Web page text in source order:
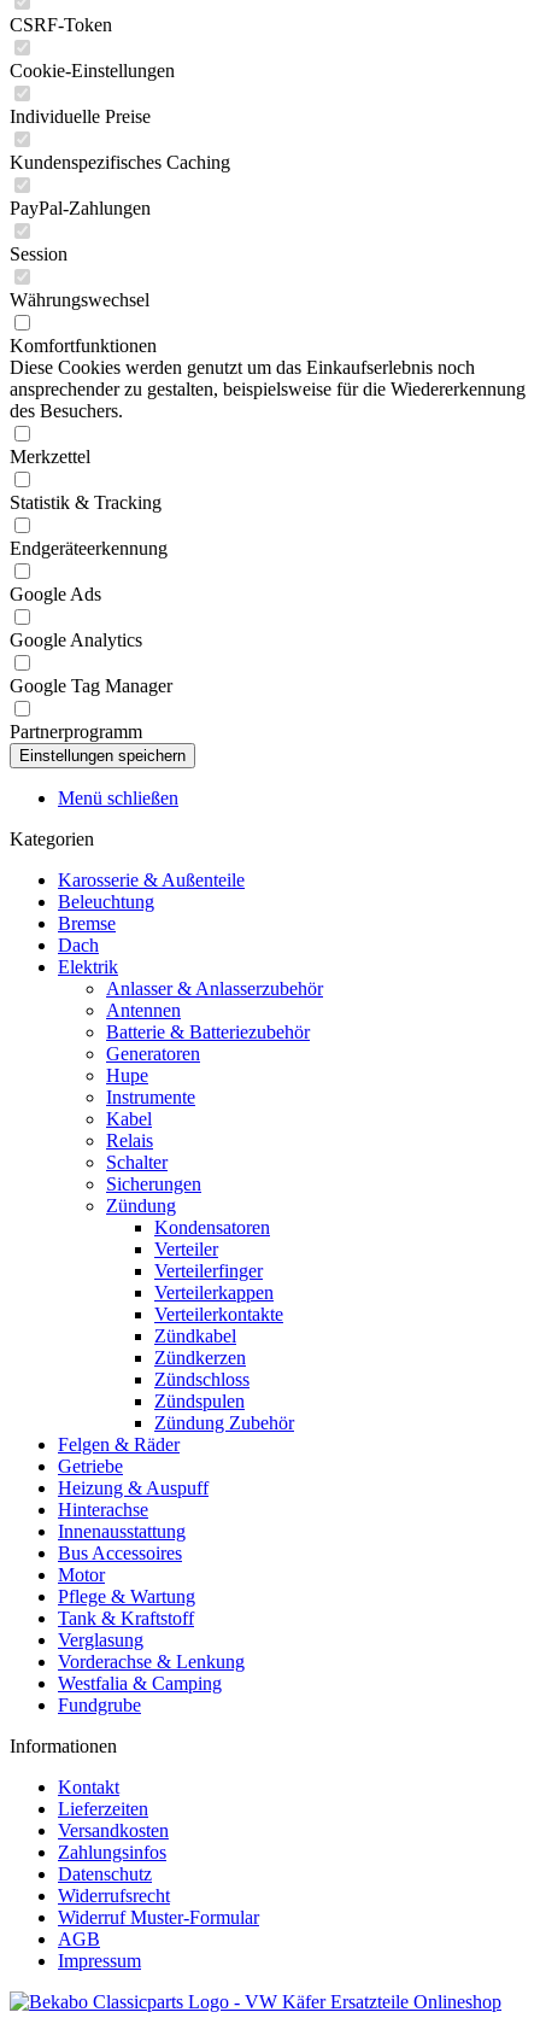
CSRF-Token
Cookie-Einstellungen
Individuelle Preise
Kundenspezifisches Caching
PayPal-Zahlungen
Session
Währungswechsel
Komfortfunktionen
Diese Cookies werden genutzt um das Einkaufserlebnis noch
ansprechender zu gestalten, beispielsweise für die Wiedererkennung
des Besuchers.
Merkzettel
Statistik & Tracking
Endgeräteerkennung
Google Ads
Google Analytics
Google Tag Manager
Partnerprogramm
Menü schließen
Kategorien
Karosserie & Außenteile
Beleuchtung
Bremse
Dach
Elektrik
Anlasser & Anlasserzubehör
Antennen
Batterie & Batteriezubehör
Generatoren
Hupe
Instrumente
Kabel
Relais
Schalter
Sicherungen
Zündung
Kondensatoren
Verteiler
Verteilerfinger
Verteilerkappen
Verteilerkontakte
Zündkabel
Zündkerzen
Zündschloss
Zündspulen
Zündung Zubehör
Felgen & Räder
Getriebe
Heizung & Auspuff
Hinterachse
Innenausstattung
Bus Accessoires
Motor
Pflege & Wartung
Tank & Kraftstoff
Verglasung
Vorderachse & Lenkung
Westfalia & Camping
Fundgrube
Informationen
Kontakt
Lieferzeiten
Versandkosten
Zahlungsinfos
Datenschutz
Widerrufsrecht
Widerruf Muster-Formular
AGB
Impressum